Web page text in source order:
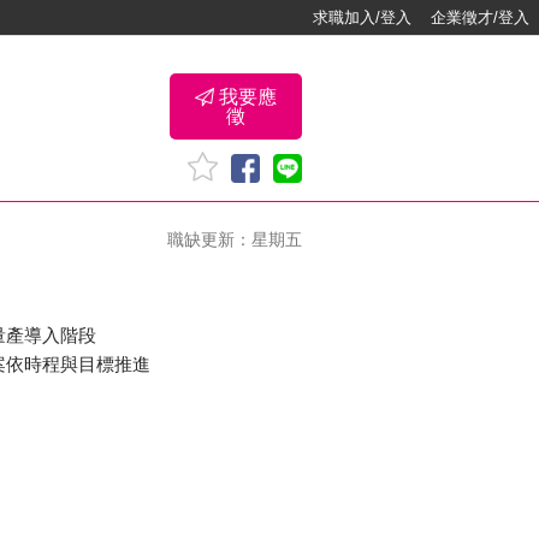
求職加入/登入 企業徵才/登入
我要應
徵
職缺更新：星期五
產導入階段
時程與目標推進